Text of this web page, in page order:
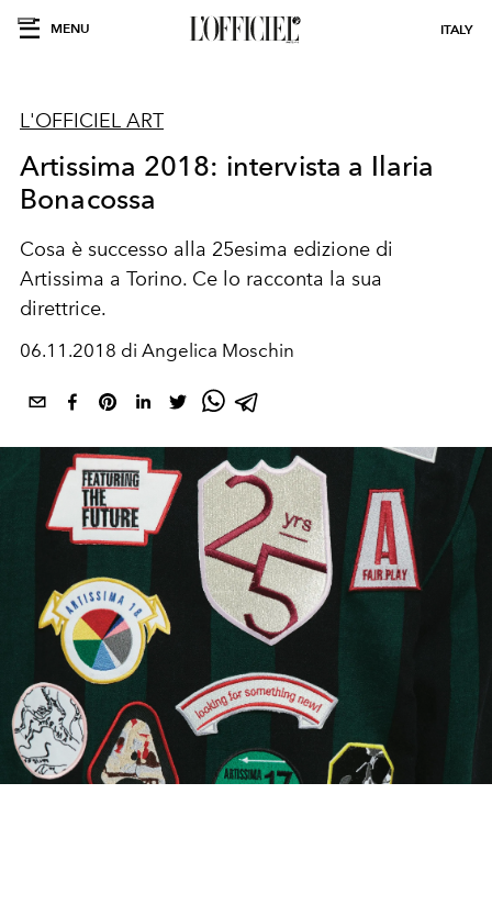
MENU ITALY
L'OFFICIEL ART
Artissima 2018: intervista a Ilaria
Bonacossa
Cosa è successo alla 25esima edizione di
Artissima a Torino. Ce lo racconta la sua
direttrice.
06.11.2018 di Angelica Moschin